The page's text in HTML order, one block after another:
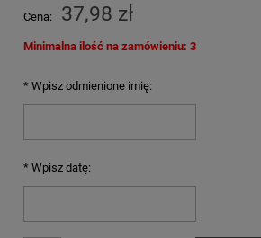
Cena: 37,98 zł
Minimalna ilość na zamówieniu: 3
* Wpisz odmienione imię:
* Wpisz datę: